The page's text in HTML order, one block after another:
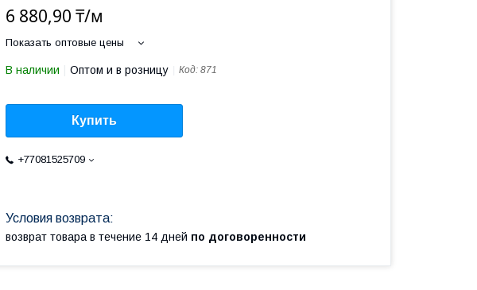
6 880,90 ₸/м
Показать оптовые цены
В наличии Оптом и в розницу Код: 871
Купить
+77081525709
возврат товара в течение 14 дней по договоренности